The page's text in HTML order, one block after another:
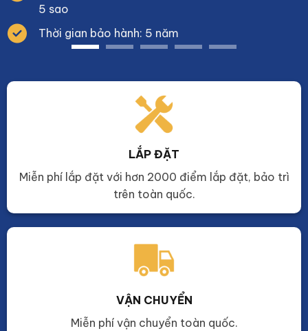
5 sao
Thời gian bảo hành: 5 năm
LẮP ĐẶT
Miễn phí lắp đặt với hơn 2000 điểm lắp đặt, bảo trì
trên toàn quốc.
VẬN CHUYỂN
Miễn phí vận chuyển toàn quốc.